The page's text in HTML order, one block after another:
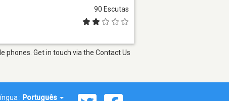
90 Escutas
phones. Get in touch via the Contact Us
Língua : Português